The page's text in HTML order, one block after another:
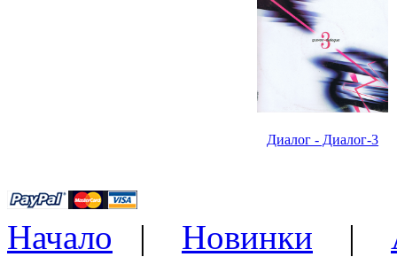
Диалог - Диалог-3
Начало | Новинки |